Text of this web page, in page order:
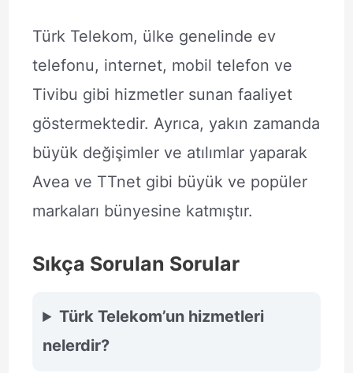
Türk Telekom, ülke genelinde ev
telefonu, internet, mobil telefon ve
Tivibu gibi hizmetler sunan faaliyet
göstermektedir. Ayrıca, yakın zamanda
büyük değişimler ve atılımlar yaparak
Avea ve TTnet gibi büyük ve popüler
markaları bünyesine katmıştır.
Sıkça Sorulan Sorular
Türk Telekom’un hizmetleri
nelerdir?